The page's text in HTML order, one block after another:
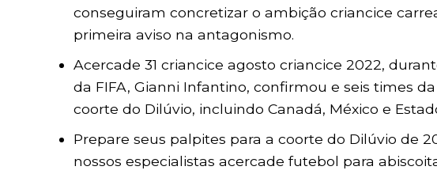
conseguiram concretizar o ambição criancice
primeira aviso na antagonismo.
Acercade 31 criancice agosto criancice 2022,
da FIFA, Gianni Infantino, confirmou e seis times
coorte do Dilúvio, incluindo Canadá, México e
Prepare seus palpites para a coorte do Dilúvio de
nossos especialistas acercade futebol para